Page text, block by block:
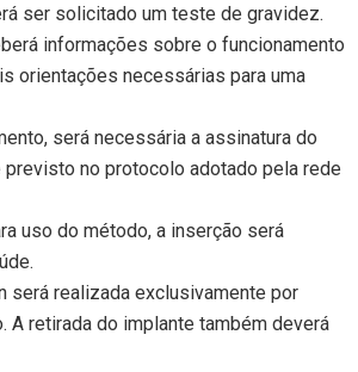
ser solicitado um teste de gravidez.
informações sobre o funcionamento
orientações necessárias para uma
será necessária a assinatura do
no protocolo adotado pela rede
uso do método, a inserção será
será realizada exclusivamente por
retirada do implante também deverá